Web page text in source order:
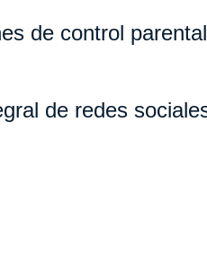
de control
de redes